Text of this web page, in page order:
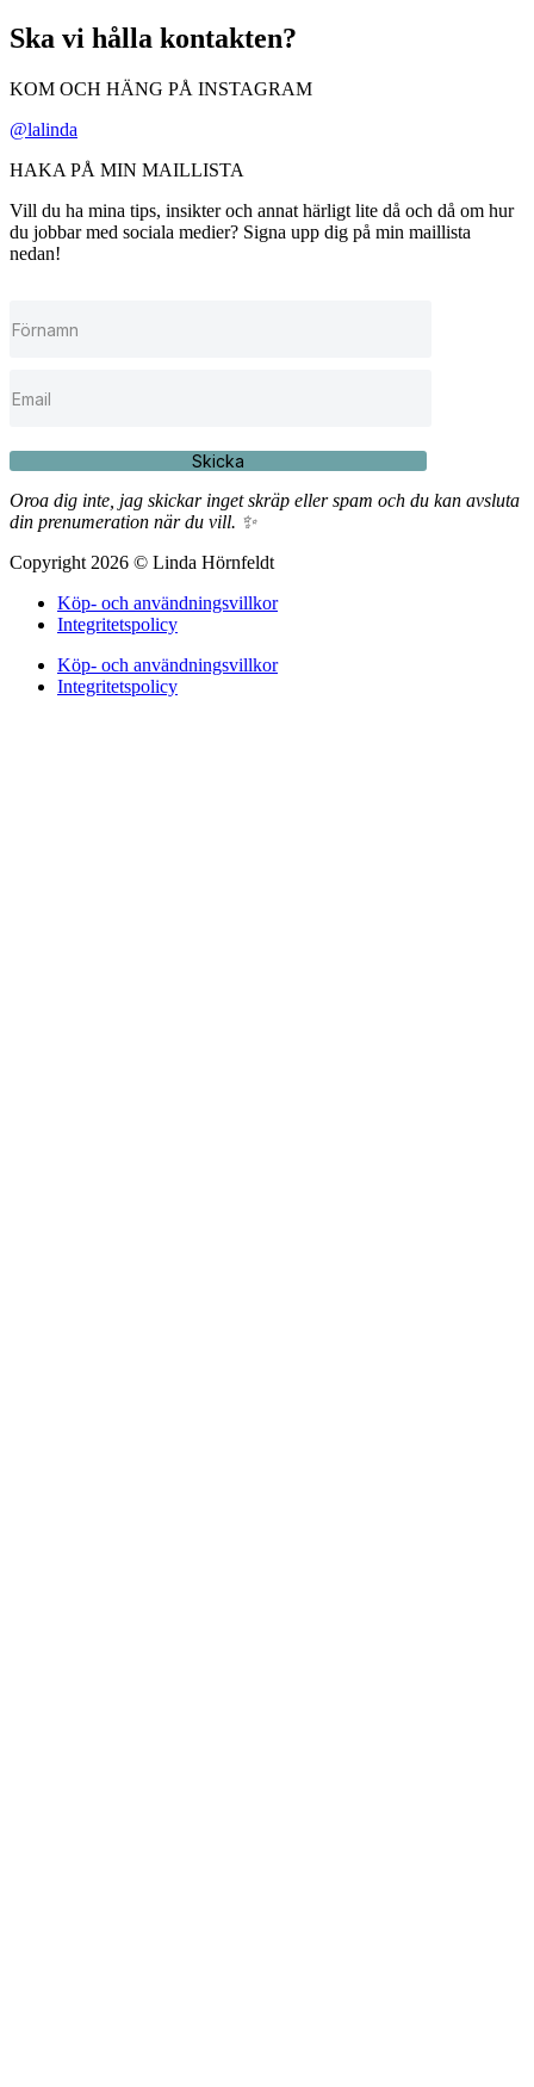
Ska vi hålla kontakten?
KOM OCH HÄNG PÅ INSTAGRAM
@lalinda
HAKA PÅ MIN MAILLISTA
Vill du ha mina tips, insikter och annat härligt lite då och då om hur
du jobbar med sociala medier? Signa upp dig på min maillista
nedan!
Skicka
Oroa dig inte, jag skickar inget skräp eller spam och du kan avsluta
din prenumeration när du vill. ✨
Copyright 2026 © Linda Hörnfeldt
Köp- och användningsvillkor
Integritetspolicy
Köp- och användningsvillkor
Integritetspolicy